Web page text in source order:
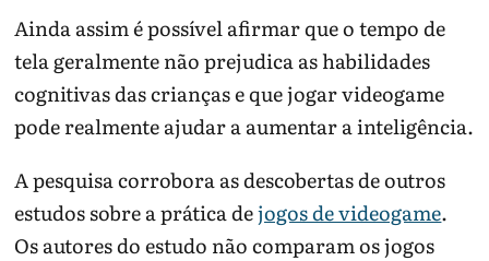
Ainda assim é possível afirmar que o tempo de
tela geralmente não prejudica as habilidades
cognitivas das crianças e que jogar videogame
pode realmente ajudar a aumentar a inteligência.
A pesquisa corrobora as descobertas de outros
estudos sobre a prática dejogos de videogame.
Os autores do estudo não comparam os jogos